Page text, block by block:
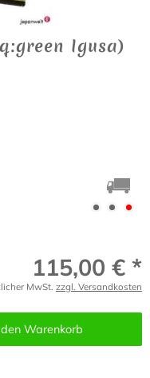
Igusa)
115,00 € *
MwSt. zzgl. Versandkosten
Warenkorb